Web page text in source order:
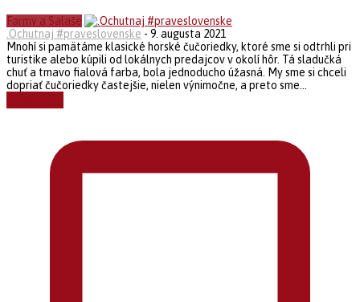
Farmy a Salaše
.Ochutnaj #praveslovenske - 9. augusta 2021
Mnohí si pamätáme klasické horské čučoriedky, ktoré sme si odtrhli pri
turistike alebo kúpili od lokálnych predajcov v okolí hôr. Tá sladučká
chuť a tmavo fialová farba, bola jednoducho úžasná. My sme si chceli
dopriať čučoriedky častejšie, nielen výnimočne, a preto sme...